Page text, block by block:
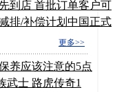
到店 首批订单客户可
排/补偿计划中国正式
更多>>
养应该注意的5点
武士 路虎传奇1